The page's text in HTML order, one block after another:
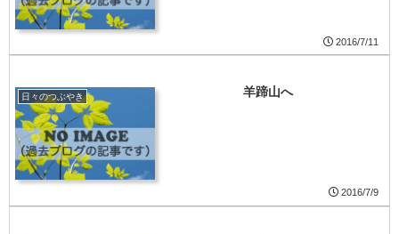
2016/7/11
日々のつぶやき 羊蹄山へ
2016/7/9